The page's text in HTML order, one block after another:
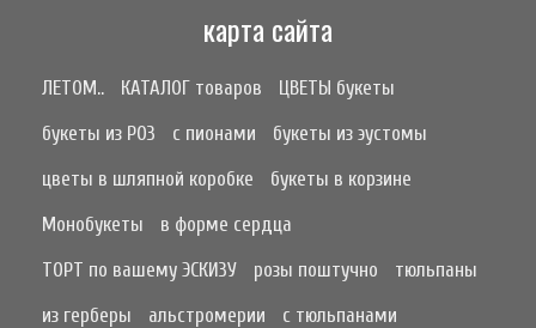
карта сайта
ЛЕТОМ.. КАТАЛОГ товаров
ЦВЕТЫ букеты
букеты из РОЗ
с пионами
букеты из эустомы
цветы в шляпной коробке
букеты в корзине
Монобукеты
в форме сердца
ТОРТ по вашему ЭСКИЗУ
розы поштучно
тюльпаны
из герберы
альстромерии
с тюльпанами